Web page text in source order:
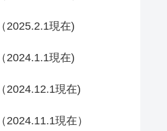
2025.2.1現在)
2024.1.1現在)
2024.12.1現在)
現在）